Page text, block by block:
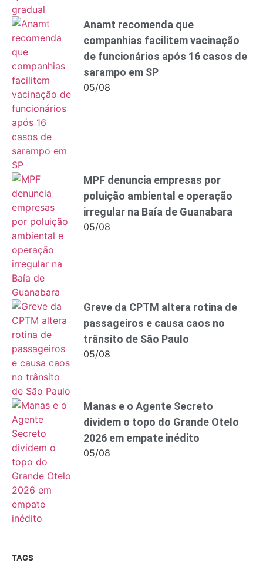
Anamt recomenda que
companhias facilitem vacinação
de funcionários após 16 casos de
sarampo em SP
05/08
MPF denuncia empresas por
poluição ambiental e operação
irregular na Baía de Guanabara
05/08
Greve da CPTM altera rotina de
passageiros e causa caos no
trânsito de São Paulo
05/08
Manas e o Agente Secreto
dividem o topo do Grande Otelo
2026 em empate inédito
05/08
TAGS